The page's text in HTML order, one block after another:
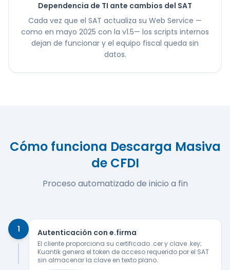
Dependencia de TI ante cambios del SAT
Cada vez que el SAT actualiza su Web Service —
como en mayo 2025 con la v1.5— los scripts internos
dejan de funcionar y el equipo fiscal queda sin
datos.
Cómo funciona Descarga Masiva
de CFDI
Proceso automatizado de inicio a fin
1 Autenticación con e.firma
El cliente proporciona su certificado .cer y clave .key;
Kuantik genera el token de acceso requerido por el SAT
sin almacenar la clave en texto plano.